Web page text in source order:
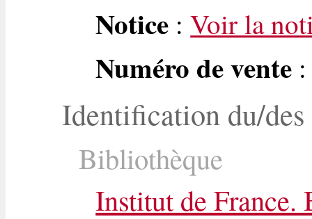
Notice :Voir la
Numéro de vente
Identification du/
Bibliothèque
Institut de France.